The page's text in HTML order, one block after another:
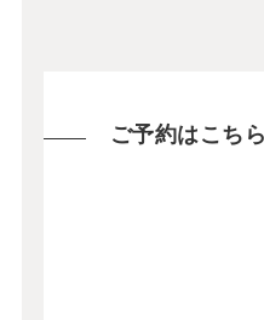
ご予約はこちら